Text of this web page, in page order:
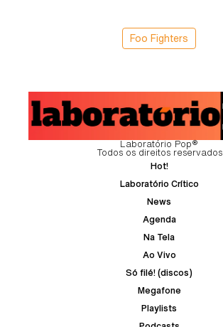
Foo Fighters
Laboratório Pop®
Todos os direitos reservados
Hot!
Laboratório Crítico
News
Agenda
Na Tela
Ao Vivo
Só filé! (discos)
Megafone
Playlists